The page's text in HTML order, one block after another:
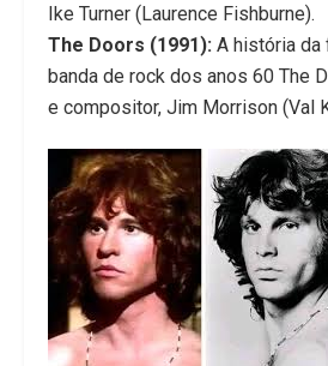
Ike Turner (Laurence Fishburne).
The Doors (1991): A história da
banda de rock dos anos 60 The
e compositor, Jim Morrison (Val